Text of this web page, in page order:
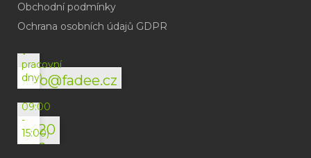
Obchodní podmínky
Ochrana osobních údajů GDPR
info@fadee.cz
(odpověď
do
v
pracovní
dny)
+420
792
(Po-
09:00
-
15:00)